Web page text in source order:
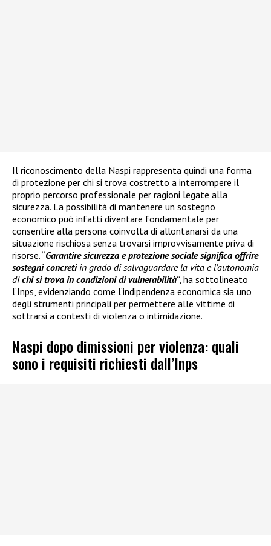
Il riconoscimento della Naspi rappresenta quindi una forma
di protezione per chi si trova costretto a interrompere il
proprio percorso professionale per ragioni legate alla
sicurezza. La possibilità di mantenere un sostegno
economico può infatti diventare fondamentale per
consentire alla persona coinvolta di allontanarsi da una
situazione rischiosa senza trovarsi improvvisamente priva di
risorse. “Garantire sicurezza e protezione sociale significa offrire
sostegni concretiin grado di salvaguardare la vita e l’autonomia
dichi si trova in condizioni di vulnerabilità“, ha sottolineato
l’Inps, evidenziando come l’indipendenza economica sia uno
degli strumenti principali per permettere alle vittime di
sottrarsi a contesti di violenza o intimidazione.
Naspi dopo dimissioni per violenza: quali
sono i requisiti richiesti dall’Inps